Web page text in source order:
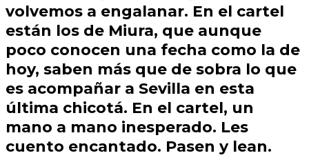
volvemos a engalanar. En el cartel
están los de Miura, que aunque
poco conocen una fecha como la de
hoy, saben más que de sobra lo que
es acompañar a Sevilla en esta
última chicotá. En el cartel, un
mano a mano inesperado. Les
cuento encantado. Pasen y lean.